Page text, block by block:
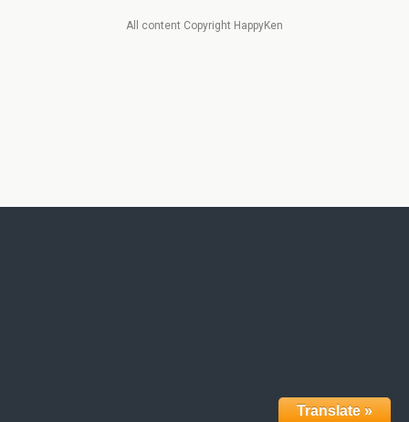
All content Copyright HappyKen
Translate »